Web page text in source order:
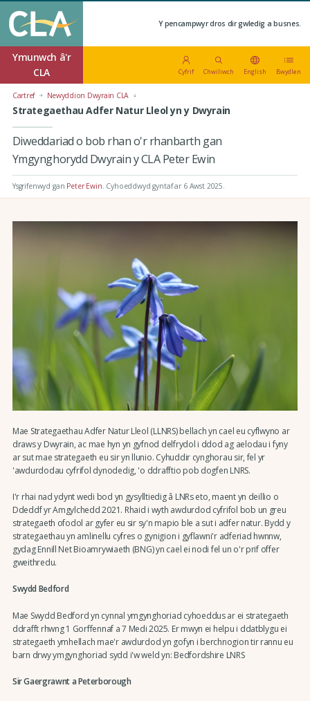
Y pencampwyr dros dir gwledig a busnes.
Ymunwch â'r
CLA
Cyfrif Chwiliwch English Bwydlen
Cartref Newyddion Dwyrain CLA
Strategaethau Adfer Natur Lleol yn y Dwyrain
Diweddariad o bob rhan o'r rhanbarth gan
Ymgynghorydd Dwyrain y CLA Peter Ewin
Ysgrifenwyd gan Peter Ewin Cyhoeddwyd gyntaf ar 6 Awst 2025
Mae Strategaethau Adfer Natur Lleol (LLNRS) bellach yn cael eu cyflwyno ar
draws y Dwyrain, ac mae hyn yn gyfnod delfrydol i ddod ag aelodau i fyny
ar sut mae strategaeth eu sir yn llunio. Cyhuddir cynghorau sir, fel yr
'awdurdodau cyfrifol dynodedig, 'o ddrafftio pob dogfen LNRS.
I'r rhai nad ydynt wedi bod yn gysylltiedig â LNRs eto, maent yn deillio o
Ddeddf yr Amgylchedd 2021. Rhaid i wyth awdurdod cyfrifol bob un greu
strategaeth ofodol ar gyfer eu sir sy'n mapio ble a sut i adfer natur. Bydd y
strategaethau yn amlinellu cyfres o gynigion i gyflawni'r adferiad hwnnw,
gydag Ennill Net Bioamrywiaeth (BNG) yn cael ei nodi fel un o'r prif offer
gweithredu.
Swydd Bedford
Mae Swydd Bedford yn cynnal ymgynghoriad cyhoeddus ar ei strategaeth
ddrafft rhwng 1 Gorffennaf a 7 Medi 2025. Er mwyn ei helpu i ddatblygu ei
strategaeth ymhellach mae'r awdurdod yn gofyn i berchnogion tir rannu eu
barn drwy ymgynghoriad sydd i'w weld yn: Bedfordshire LNRS
Sir Gaergrawnt a Peterborough